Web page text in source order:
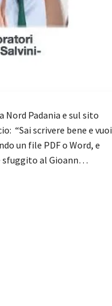
Nord Padania e sul sito
“Sai scrivere bene e vuoi
un file PDF o Word, e
sfuggito al Gioann…